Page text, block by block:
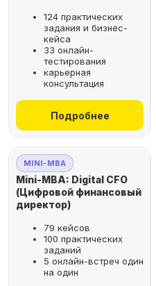
124 практических
задания и бизнес-
кейса
33 онлайн-
тестирования
карьерная
консультация
Подробнее
MINI-MBA
Mini-MBA: Digital CFO
(Цифровой финансовый
директор)
79 кейсов
100 практических
заданий
5 онлайн-встреч один
на один